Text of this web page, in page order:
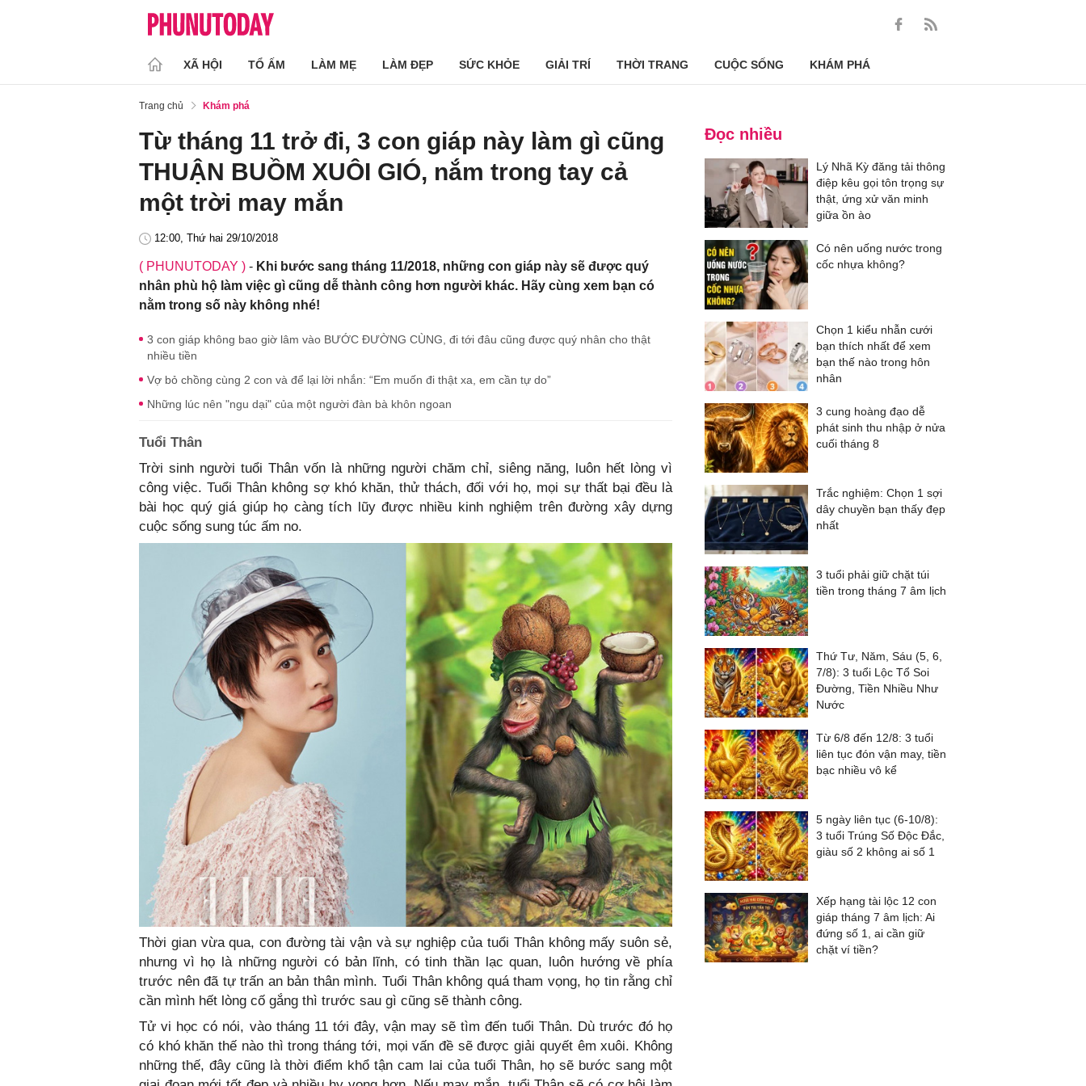
XÃ HỘI TỔ ẤM LÀM MẸ LÀM ĐẸP SỨC KHỎE GIẢI TRÍ THỜI TRANG CUỘC SỐNG KHÁM PHÁ
Trang chủ Khám phá
Từ tháng 11 trở đi, 3 con giáp này làm gì cũng
THUẬN BUỒM XUÔI GIÓ, nắm trong tay cả
một trời may mắn
12:00, Thứ hai 29/10/2018
( PHUNUTODAY ) - Khi bước sang tháng 11/2018, những con giáp này sẽ được quý
nhân phù hộ làm việc gì cũng dễ thành công hơn người khác. Hãy cùng xem bạn có
nằm trong số này không nhé!
3 con giáp không bao giờ lâm vào BƯỚC ĐƯỜNG CÙNG, đi tới đâu cũng được quý nhân cho thật
nhiều tiền
Vợ bỏ chồng cùng 2 con và để lại lời nhắn: “Em muốn đi thật xa, em cần tự do”
Những lúc nên "ngu dại" của một người đàn bà khôn ngoan
Tuổi Thân
Trời sinh người tuổi Thân vốn là những người chăm chỉ, siêng năng, luôn hết lòng vì
công việc. Tuổi Thân không sợ khó khăn, thử thách, đối với họ, mọi sự thất bại đều là
bài học quý giá giúp họ càng tích lũy được nhiều kinh nghiệm trên đường xây dựng
cuộc sống sung túc ấm no.
Thời gian vừa qua, con đường tài vận và sự nghiệp của tuổi Thân không mấy suôn sẻ,
nhưng vì họ là những người có bản lĩnh, có tinh thần lạc quan, luôn hướng về phía
trước nên đã tự trấn an bản thân mình. Tuổi Thân không quá tham vọng, họ tin rằng chỉ
cần mình hết lòng cố gắng thì trước sau gì cũng sẽ thành công.
Tử vi học có nói, vào tháng 11 tới đây, vận may sẽ tìm đến tuổi Thân. Dù trước đó họ
có khó khăn thế nào thì trong tháng tới, mọi vấn đề sẽ được giải quyết êm xuôi. Không
những thế, đây cũng là thời điểm khổ tận cam lai của tuổi Thân, họ sẽ bước sang một
Đọc nhiều
Lý Nhã Kỳ đăng tải thông
điệp kêu gọi tôn trọng sự
thật, ứng xử văn minh
giữa ồn ào
Có nên uống nước trong
cốc nhựa không?
Chọn 1 kiểu nhẫn cưới
bạn thích nhất để xem
bạn thế nào trong hôn
nhân
3 cung hoàng đạo dễ
phát sinh thu nhập ở nửa
cuối tháng 8
Trắc nghiệm: Chọn 1 sợi
dây chuyền bạn thấy đẹp
nhất
3 tuổi phải giữ chặt túi
tiền trong tháng 7 âm lịch
Thứ Tư, Năm, Sáu (5, 6,
7/8): 3 tuổi Lộc Tổ Soi
Đường, Tiền Nhiều Như
Nước
Từ 6/8 đến 12/8: 3 tuổi
liên tục đón vận may, tiền
bạc nhiều vô kể
5 ngày liên tục (6-10/8):
3 tuổi Trúng Số Độc Đắc,
giàu số 2 không ai số 1
Xếp hạng tài lộc 12 con
giáp tháng 7 âm lịch: Ai
đứng số 1, ai cần giữ
chặt ví tiền?